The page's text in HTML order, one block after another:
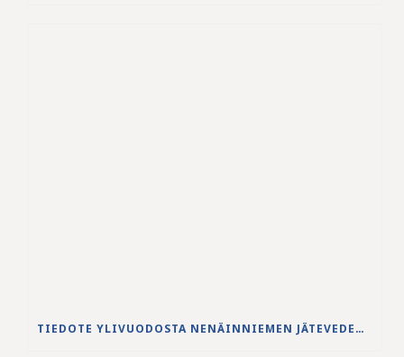
TIEDOTE YLIVUODOSTA NENÄINNIEMEN JÄTEVEDENPUHDISTAMOLLA